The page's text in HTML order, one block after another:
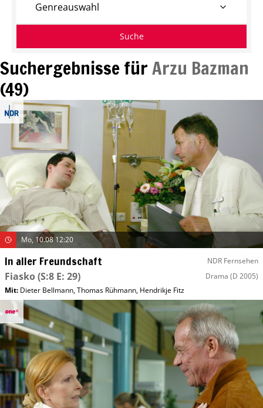
Suchergebnisse fürArzu Bazman
(49)
Mo, 10.08 12:20
In aller Freundschaft NDR Fernsehen
Fiasko(S:8 E: 29) Drama (D 2005)
Mit: Dieter Bellmann,Thomas Rühmann, Hendrikje Fitz
Genreauswahl
Suche